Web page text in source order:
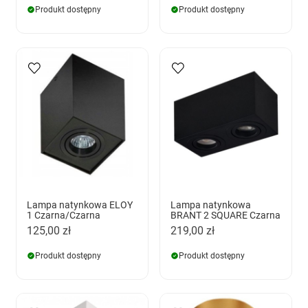
Produkt dostępny Produkt dostępny
Lampa natynkowa ELOY
1 Czarna/Czarna
125,00 zł
Produkt dostępny
Lampa natynkowa
BRANT 2 SQUARE Czarna
219,00 zł
Produkt dostępny